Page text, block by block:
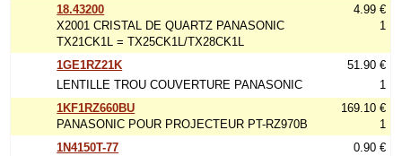
18.43200
X2001 CRISTAL DE QUARTZ PANASONIC
TX21CK1L = TX25CK1L/TX28CK1L
4.99 €
1
1GE1RZ21K
LENTILLE TROU COUVERTURE PANASONIC
51.90 €
1
1KF1RZ660BU
PANASONIC POUR PROJECTEUR PT-RZ970B
169.10 €
1
1N4150T-77
0.90 €